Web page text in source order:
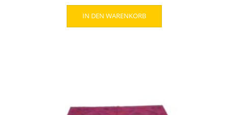
Preis
war:
Preis
ist:
IN DEN WARENKORB